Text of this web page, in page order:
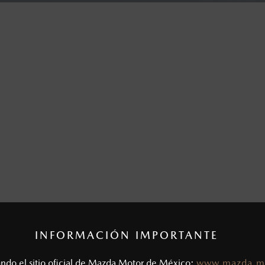
INFORMACIÓN IMPORTANTE
el sitio oficial de Mazda Motor de México: